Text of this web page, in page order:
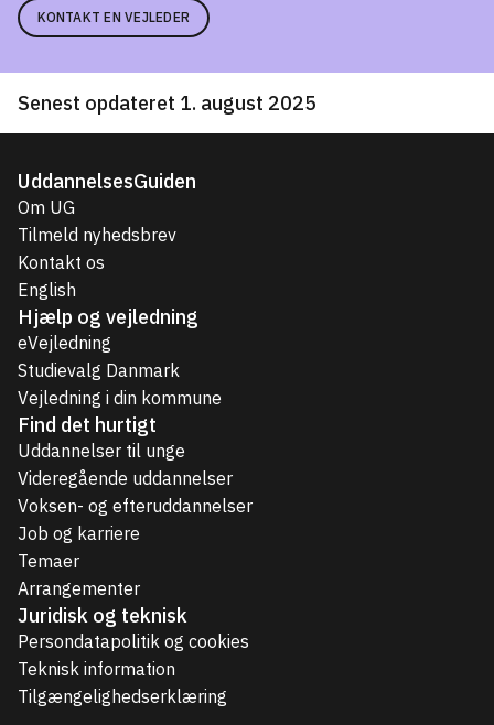
KONTAKT EN VEJLEDER
Senest opdateret 1. august 2025
UddannelsesGuiden
Om UG
Tilmeld nyhedsbrev
Kontakt os
English
Hjælp og vejledning
eVejledning
Studievalg Danmark
Vejledning i din kommune
Find det hurtigt
Uddannelser til unge
Videregående uddannelser
Voksen- og efteruddannelser
Job og karriere
Temaer
Arrangementer
Juridisk og teknisk
Persondatapolitik og cookies
Teknisk information
Tilgængelighedserklæring